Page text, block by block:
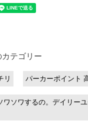
テゴリー
リ パーカーポイント
ワソワするの。デイリー